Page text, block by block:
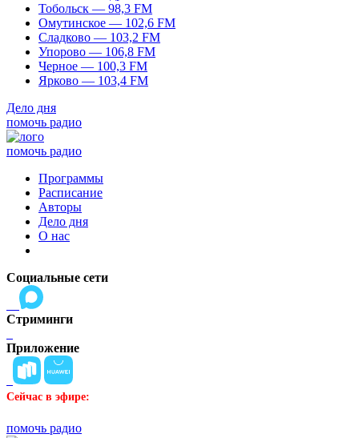
Тобольск — 98,3 FM
Омутинское — 102,6 FM
Сладково — 103,2 FM
Упорово — 106,8 FM
Черное — 100,3 FM
Ярково — 103,4 FM
Дело дня
помочь радио
помочь радио
Программы
Расписание
Авторы
Дело дня
О нас
Социальные сети
Стриминги
Приложение
Сейчас в эфире:
помочь радио